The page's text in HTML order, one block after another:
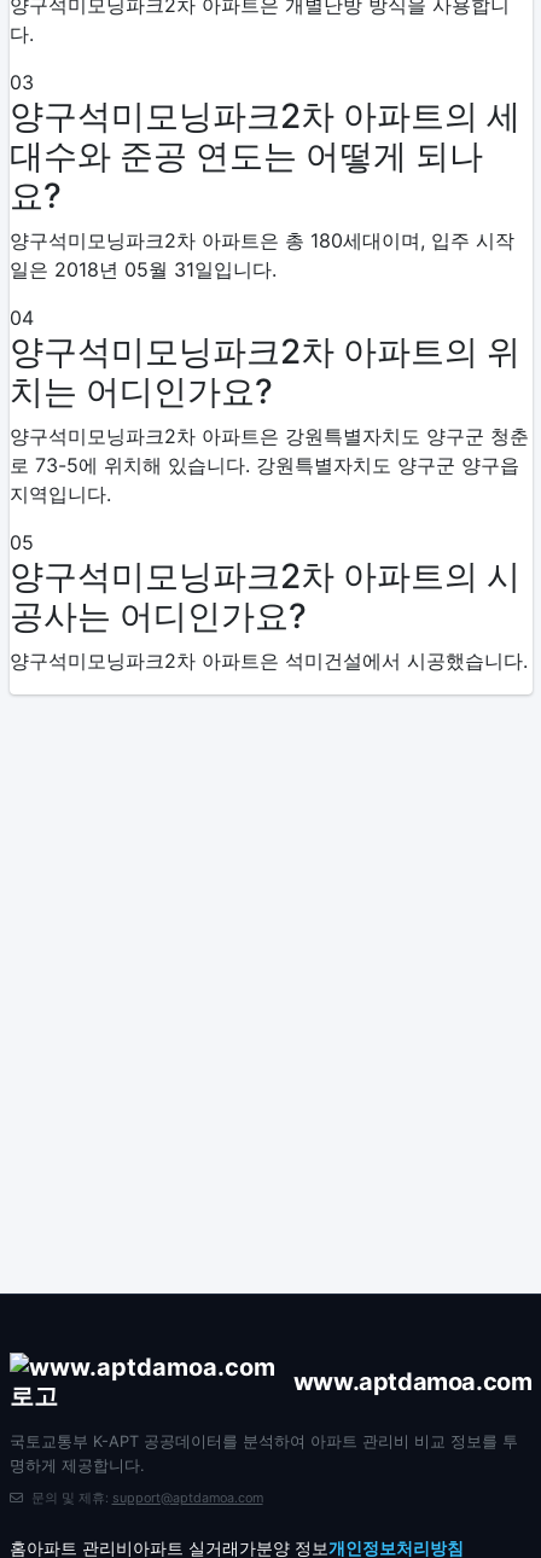
다.
03
양구석미모닝파크2차 아파트의 세
대수와 준공 연도는 어떻게 되나
요?
양구석미모닝파크2차 아파트은 총 180세대이며, 입주 시작
일은 2018년 05월 31일입니다.
04
양구석미모닝파크2차 아파트의 위
치는 어디인가요?
양구석미모닝파크2차 아파트은 강원특별자치도 양구군 청춘
로 73-5에 위치해 있습니다. 강원특별자치도 양구군 양구읍
지역입니다.
05
양구석미모닝파크2차 아파트의 시
공사는 어디인가요?
양구석미모닝파크2차 아파트은 석미건설에서 시공했습니다.
www.aptdamoa.com
국토교통부 K-APT 공공데이터를 분석하여 아파트 관리비 비교 정보를 투
명하게 제공합니다.
문의 및 제휴: support@aptdamoa.com
홈아파트 관리비아파트 실거래가분양 정보개인정보처리방침